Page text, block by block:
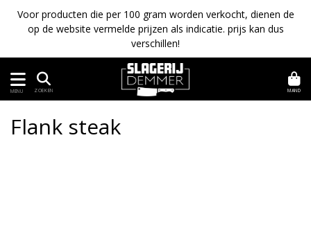
Voor producten die per 100 gram worden verkocht, dienen de
op de website vermelde prijzen als indicatie. prijs kan dus
verschillen!
MENU ZOEKEN MAND
Flank steak